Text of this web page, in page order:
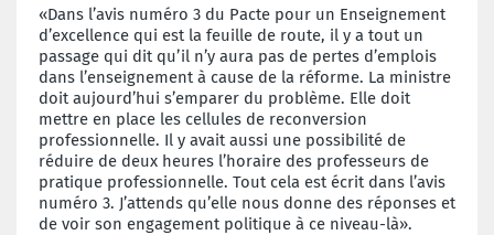
«Dans l’avis numéro 3 du Pacte pour un Enseignement
d’excellence qui est la feuille de route, il y a tout un
passage qui dit qu’il n’y aura pas de pertes d’emplois
dans l’enseignement à cause de la réforme. La ministre
doit aujourd’hui s’emparer du problème. Elle doit
mettre en place les cellules de reconversion
professionnelle. Il y avait aussi une possibilité de
réduire de deux heures l’horaire des professeurs de
pratique professionnelle. Tout cela est écrit dans l’avis
numéro 3. J’attends qu’elle nous donne des réponses et
de voir son engagement politique à ce niveau-là».